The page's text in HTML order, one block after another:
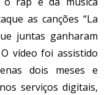
as canções “La
juntas ganharam
vídeo foi assistido
dois meses e
serviços digitais,